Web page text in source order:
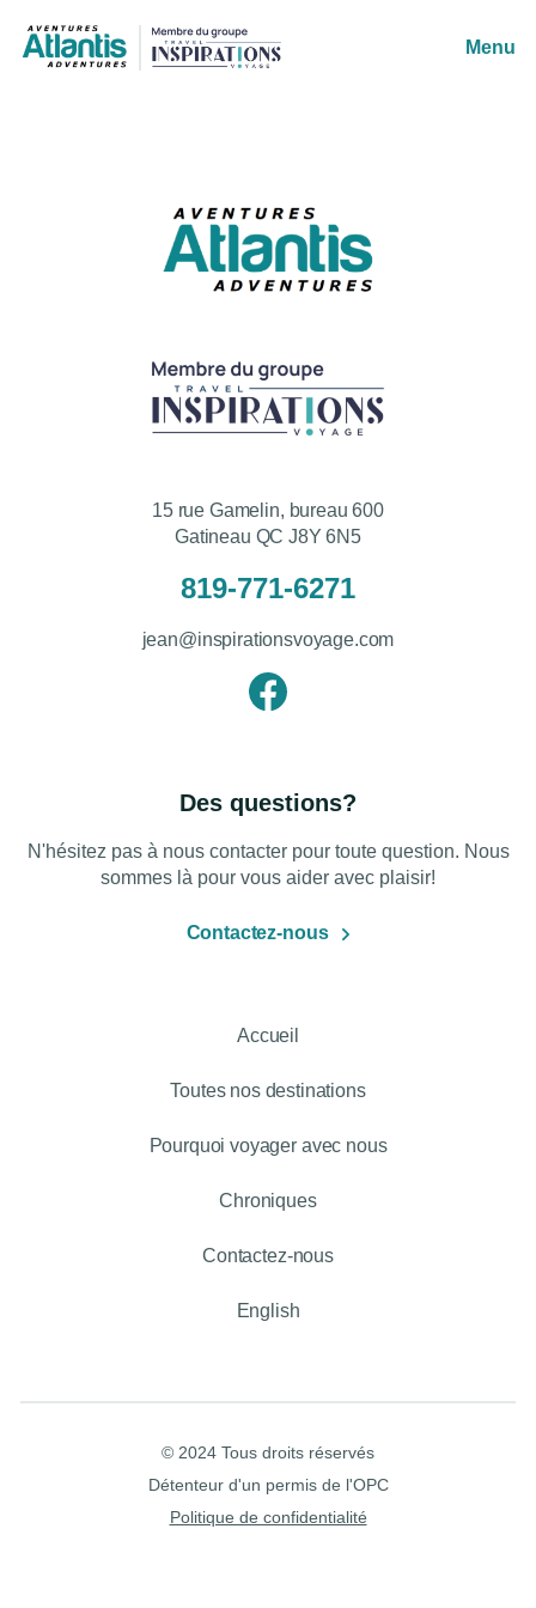
Menu
15 rue Gamelin, bureau 600
Gatineau QC J8Y 6N5
819-771-6271
jean@inspirationsvoyage.com
Des questions?
N'hésitez pas à nous contacter pour toute question. Nous
sommes là pour vous aider avec plaisir!
Contactez-nous
Accueil
Toutes nos destinations
Pourquoi voyager avec nous
Chroniques
Contactez-nous
English
© 2024 Tous droits réservés
Détenteur d'un permis de l'OPC
Politique de confidentialité